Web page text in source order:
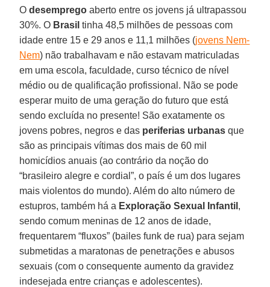
Odesemprego aberto entre os jovens já ultrapassou
30%. O Brasil tinha 48,5 milhões de pessoas com
idade entre 15 e 29 anos e 11,1 milhões (jovens Nem-
Nem) não trabalhavam e não estavam matriculadas
em uma escola, faculdade, curso técnico de nível
médio ou de qualificação profissional. Não se pode
esperar muito de uma geração do futuro que está
sendo excluída no presente! São exatamente os
jovens pobres, negros e das periferias urbanas que
são as principais vítimas dos mais de 60 mil
homicídios anuais (ao contrário da noção do
“brasileiro alegre e cordial”, o país é um dos lugares
mais violentos do mundo). Além do alto número de
estupros, também há a Exploração Sexual Infantil ,
sendo comum meninas de 12 anos de idade,
frequentarem “fluxos” (bailes funk de rua) para sejam
submetidas a maratonas de penetrações e abusos
sexuais (com o consequente aumento da gravidez
indesejada entre crianças e adolescentes).